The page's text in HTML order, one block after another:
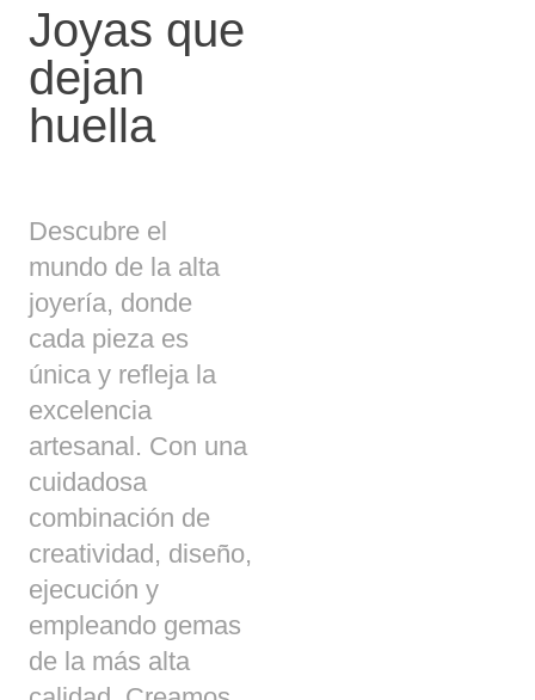
Joyas que
dejan
huella
Descubre el
mundo de la alta
joyería, donde
cada pieza es
única y refleja la
excelencia
artesanal. Con una
cuidadosa
combinación de
creatividad, diseño,
ejecución y
empleando gemas
de la más alta